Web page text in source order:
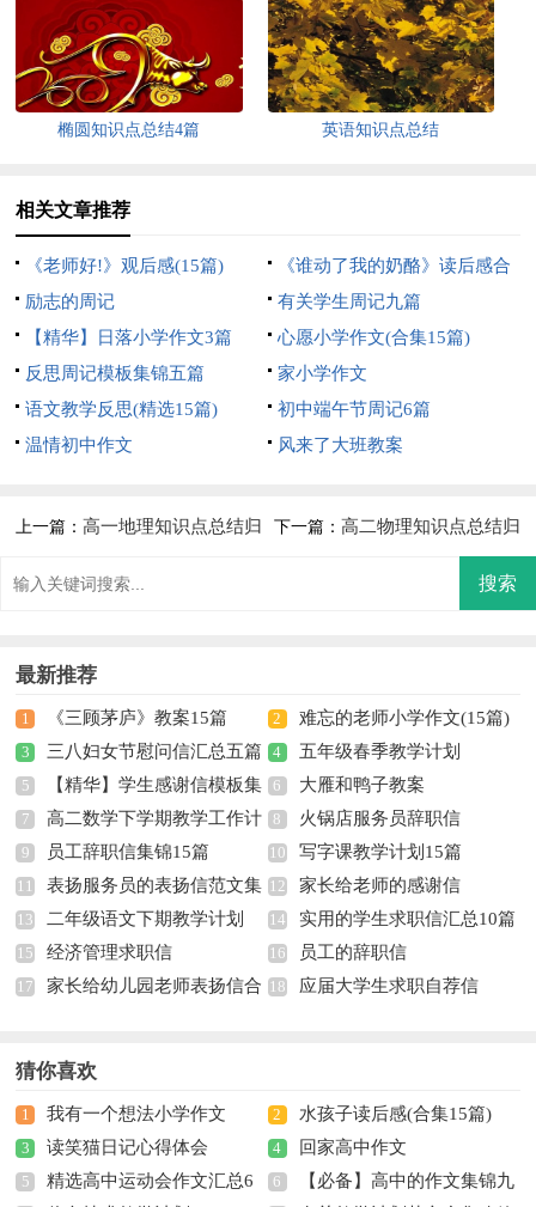
椭圆知识点总结4篇 英语知识点总结
相关文章推荐
《老师好!》观后感(15篇)
《谁动了我的奶酪》读后感合
集15篇
励志的周记
有关学生周记九篇
【精华】日落小学作文3篇
心愿小学作文(合集15篇)
反思周记模板集锦五篇
家小学作文
语文教学反思(精选15篇)
初中端午节周记6篇
温情初中作文
风来了大班教案
上一篇： 高一地理知识点总结归 下一篇： 高二物理知识点总结归
最新推荐
1 《三顾茅庐》教案15篇 2 难忘的老师小学作文(15篇)
3 三八妇女节慰问信汇总五篇 4 五年级春季教学计划
5
【精华】学生感谢信模板集
合五篇
6 大雁和鸭子教案
7
高二数学下学期教学工作计
划
8 火锅店服务员辞职信
9 员工辞职信集锦15篇 10 写字课教学计划15篇
11
表扬服务员的表扬信范文集
锦9篇
12 家长给老师的感谢信
13 二年级语文下期教学计划 14 实用的学生求职信汇总10篇
15 经济管理求职信 16 员工的辞职信
17
家长给幼儿园老师表扬信合 18 应届大学生求职自荐信
猜你喜欢
1 我有一个想法小学作文 2 水孩子读后感(合集15篇)
3 读笑猫日记心得体会 4 回家高中作文
5
精选高中运动会作文汇总6
6
【必备】高中的作文集锦九